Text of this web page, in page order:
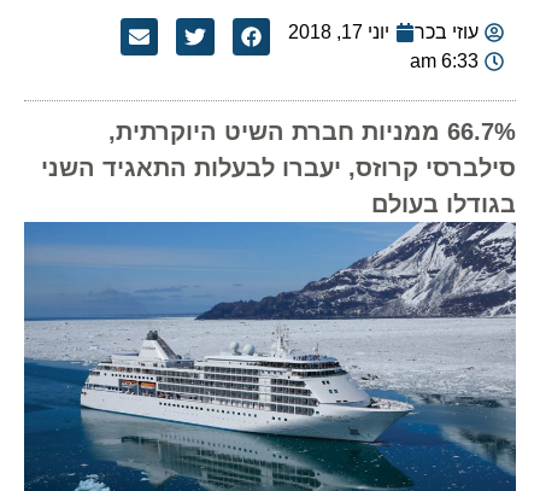
עוזי בכר
יוני 17, 2018
6:33 am
66.7% ממניות חברת השיט היוקרתית,
סילברסי קרוזס, יעברו לבעלות התאגיד השני
בגודלו בעולם